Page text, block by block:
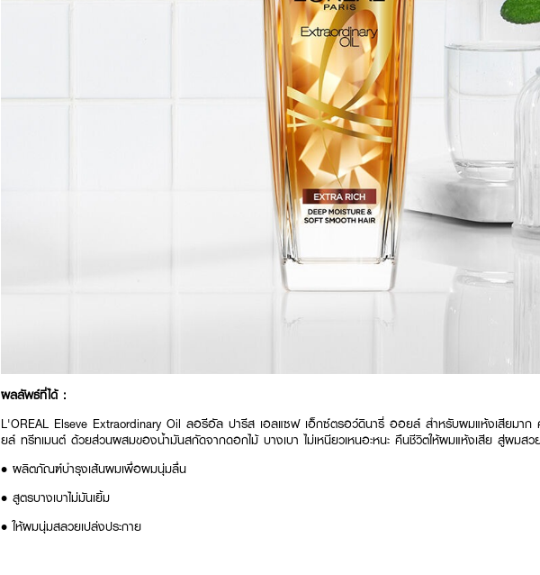
ผลลัพธ์ที่ได้ :
L'OREAL Elseve Extraordinary Oil ลอรีอัล ปารีส เอลแซฟ เอ็กซ์ตรอว์ดินารี่ ออยล์ สำหรับผมแห้งเสียมา
ยล์ ทรีทเมนต์ ด้วยส่วนผสมของน้ำมันสกัดจากดอกไม้ บางเบา ไม่เหนียวเหนอะหนะ คืนชีวิตให้ผมแห้งเสีย สู่ผมสว
• ผลิตภัณฑ์บำรุงเส้นผมเพื่อผมนุ่มลื่น
• สูตรบางเบาไม่มันเยิ้ม
• ให้ผมนุ่มสลวยเปล่งประกาย